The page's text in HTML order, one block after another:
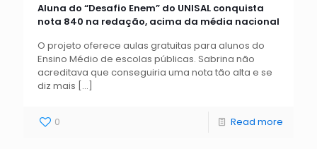
Aluna do “Desafio Enem” do UNISAL conquista
nota 840 na redação, acima da média nacional
O projeto oferece aulas gratuitas para alunos do
Ensino Médio de escolas públicas. Sabrina não
acreditava que conseguiria uma nota tão alta e se
diz mais […]
0 Read more